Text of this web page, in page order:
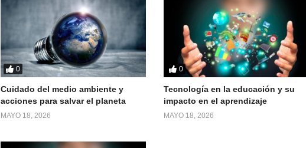
0
Cuidado del medio ambiente y
acciones para salvar el planeta
MAYO 18, 2026
0
Tecnología en la educación y su
impacto en el aprendizaje
MAYO 18, 2026